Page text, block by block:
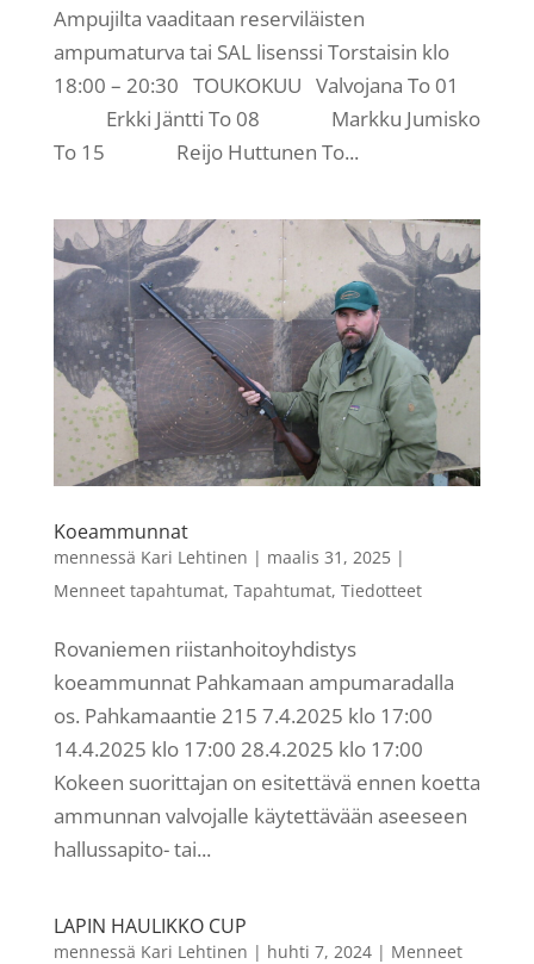
Ampujilta vaaditaan reserviläisten
ampumaturva tai SAL lisenssi Torstaisin klo
18:00 – 20:30 TOUKOKUU Valvojana To 01
Erkki Jäntti To 08 Markku Jumisko
To 15 Reijo Huttunen To...
Koeammunnat
mennessä Kari Lehtinen | maalis 31, 2025|
Menneet tapahtumat, Tapahtumat, Tiedotteet
Rovaniemen riistanhoitoyhdistys
koeammunnat Pahkamaan ampumaradalla
os. Pahkamaantie 215 7.4.2025 klo 17:00
14.4.2025 klo 17:00 28.4.2025 klo 17:00
Kokeen suorittajan on esitettävä ennen koetta
ammunnan valvojalle käytettävään aseeseen
hallussapito- tai...
LAPIN HAULIKKO CUP
mennessä Kari Lehtinen | huhti 7, 2024| Menneet